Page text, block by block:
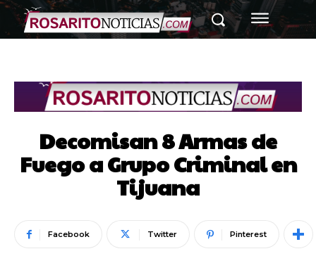
Decomisan 8 Armas de
Fuego a Grupo Criminal en
Tijuana
Facebook Twitter Pinterest